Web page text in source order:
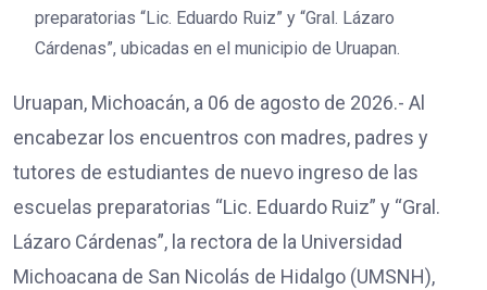
preparatorias “Lic. Eduardo Ruiz” y “Gral. Lázaro
Cárdenas”, ubicadas en el municipio de Uruapan.
Uruapan, Michoacán, a 06 de agosto de 2026.- Al
encabezar los encuentros con madres, padres y
tutores de estudiantes de nuevo ingreso de las
escuelas preparatorias “Lic. Eduardo Ruiz” y “Gral.
Lázaro Cárdenas”, la rectora de la Universidad
Michoacana de San Nicolás de Hidalgo (UMSNH),